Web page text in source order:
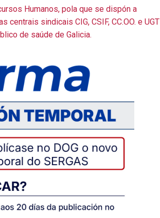
Humanos, pola que se dispón a
sindicais CIG, CSIF, CC.OO. e UGT
de saúde de Galicia.